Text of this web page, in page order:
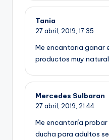
Tania
27 abril, 2019, 17:35
Me encantaria ganar
productos muy
Mercedes Sulbaran
27 abril, 2019, 21:44
Me encantaría
ducha para adultos